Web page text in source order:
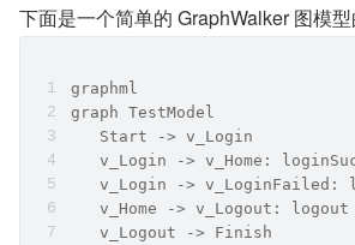
下面是一个简单的 GraphWalker 图模型
graphml
graph TestModel
   Start -> v_Login
v_Login -> v_Home:
v_Login -> v_LoginFailed:
   v_Home -> v_Logout: logout
   v_Logout -> Finish